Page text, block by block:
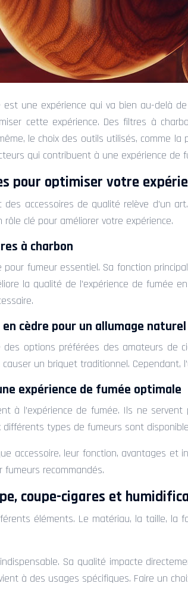
une expérience qui va bien au-delà
cette expérience. Des filtres à
le choix des outils utilisés, comme
qui contribuent à une expérience de
pour optimiser votre
des accessoires de qualité relève d’un
clé pour améliorer votre expérience.
à charbon
fumeur essentiel. Sa fonction
la qualité de l’expérience de
cèdre pour un allumage naturel
options préférées des amateurs de
un briquet traditionnel.
expérience de fumée optimale
à l’expérience de fumée. Ils ne
types de fumeurs sont
accessoire, leur fonction, avantages et
fumeurs recommandés.
coupe-cigares et
éléments. Le matériau, la taille,
Sa qualité impacte
à des usages spécifiques. Faire un